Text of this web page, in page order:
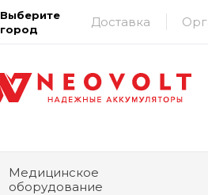
Выберите
город
Доставка
Медицинское
оборудование